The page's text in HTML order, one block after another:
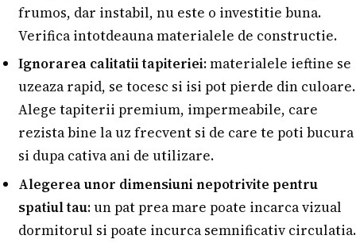
frumos, dar instabil, nu este o investitie buna.
Verifica intotdeauna materialele de constructie.
Ignorarea calitatii tapiteriei: materialele ieftine se
uzeaza rapid, se tocesc si isi pot pierde din culoare.
Alege tapiterii premium, impermeabile, care
rezista bine la uz frecvent si de care te poti bucura
si dupa cativa ani de utilizare.
Alegerea unor dimensiuni nepotrivite pentru
spatiul tau: un pat prea mare poate incarca vizual
dormitorul si poate incurca semnificativ circulatia.